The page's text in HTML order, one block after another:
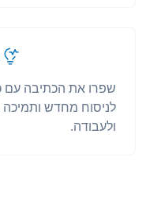
לניסוח מחדש
ולעבודה.